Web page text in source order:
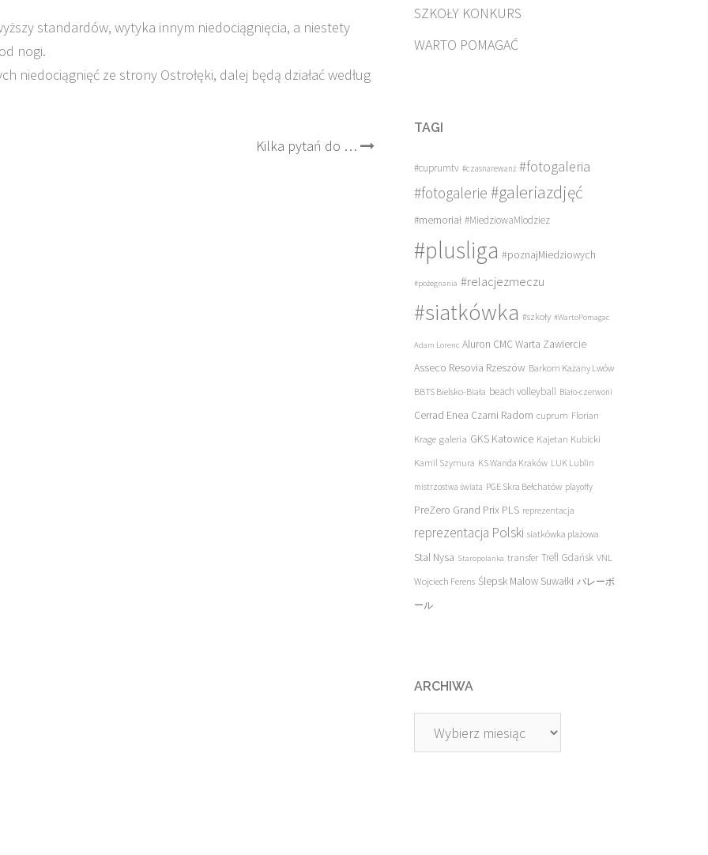
standardów, wytyka innym niedociągnięcia, a niestety
nogi.
niedociągnięć ze strony Ostrołęki, dalej będą działać według
Kilka pytań do …
SZKOŁY KONKURS
WARTO POMAGAĆ
TAGI
#cuprumtv #czasnarewanż #fotogaleria
#fotogalerie #galeriazdjęć
#memoriał #MiedziowaMlodziez
#plusliga #poznajMiedziowych
#pożegnania #relacjezmeczu
#siatkówka #szkoły #WartoPomagac
Adam Lorenc Aluron CMC Warta Zawiercie
Asseco Resovia Rzeszów Barkom Każany Lwów
BBTS Bielsko-Biała beach volleyball Biało-czerwoni
Cerrad Enea Czarni Radom cuprum Florian
Krage galeria GKS Katowice Kajetan Kubicki
Kamil Szymura KS Wanda Kraków LUK Lublin
mistrzostwa świata PGE Skra Bełchatów playoffy
PreZero Grand Prix PLS reprezentacja
reprezentacja Polski siatkówka plażowa
Stal Nysa Staropolanka transfer Trefl Gdańsk VNL
Wojciech Ferens Ślepsk Malow Suwałki バレーボ
ール
ARCHIWA
Archiwa